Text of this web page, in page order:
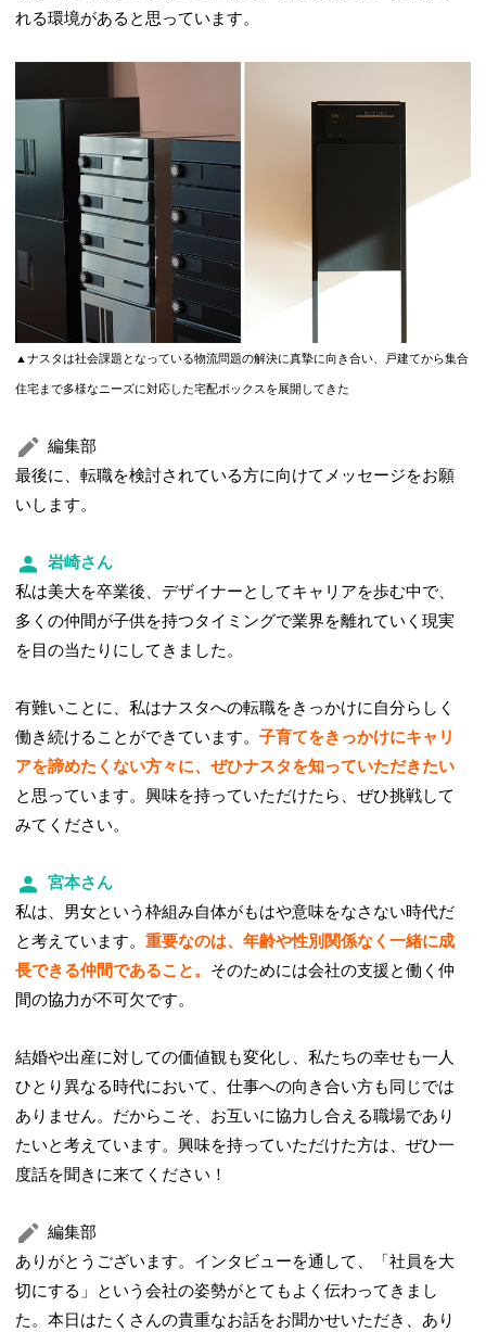
れる環境があると思っています。
▲ナスタは社会課題となっている物流問題の解決に真摯に向き合い、戸建てから集合
住宅まで多様なニーズに対応した宅配ボックスを展開してきた
編集部
最後に、転職を検討されている方に向けてメッセージをお願
いします。
岩崎さん
私は美大を卒業後、デザイナーとしてキャリアを歩む中で、
多くの仲間が子供を持つタイミングで業界を離れていく現実
を目の当たりにしてきました。
有難いことに、私はナスタへの転職をきっかけに自分らしく
働き続けることができています。子育てをきっかけにキャリ
アを諦めたくない方々に、ぜひナスタを知っていただきたい
と思っています。興味を持っていただけたら、ぜひ挑戦して
みてください。
宮本さん
私は、男女という枠組み自体がもはや意味をなさない時代だ
と考えています。重要なのは、年齢や性別関係なく一緒に成
長できる仲間であること。 そのためには会社の支援と働く仲
間の協力が不可欠です。
結婚や出産に対しての価値観も変化し、私たちの幸せも一人
ひとり異なる時代において、仕事への向き合い方も同じでは
ありません。だからこそ、お互いに協力し合える職場であり
たいと考えています。興味を持っていただけた方は、ぜひ一
度話を聞きに来てください！
編集部
ありがとうございます。インタビューを通して、「社員を大
切にする」という会社の姿勢がとてもよく伝わってきまし
た。本日はたくさんの貴重なお話をお聞かせいただき、あり